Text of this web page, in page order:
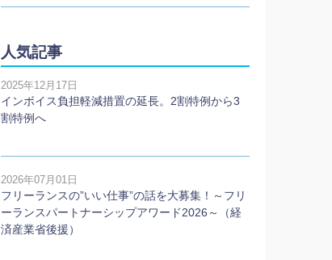
人気記事
2025年12月17日
インボイス負担軽減措置の延長。2割特例から3
割特例へ
2026年07月01日
フリーランスの”いい仕事”の話を大募集！～フリ
ーランスパートナーシップアワード2026～（経
済産業省後援）